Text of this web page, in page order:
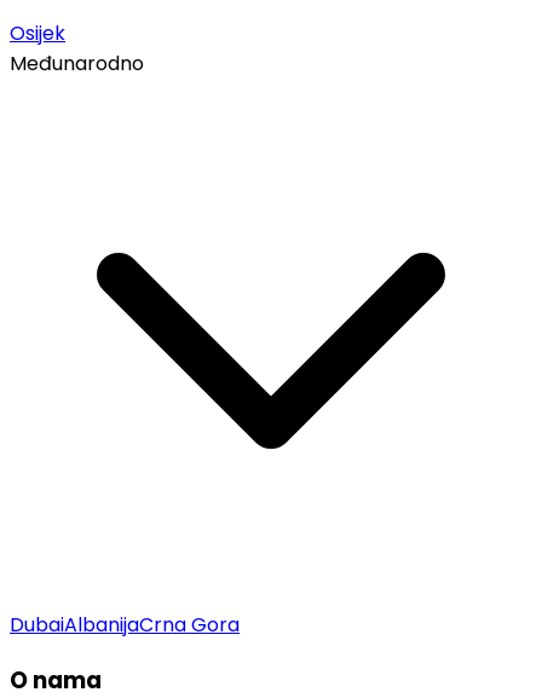
Osijek
Međunarodno
DubaiAlbanijaCrna Gora
O nama